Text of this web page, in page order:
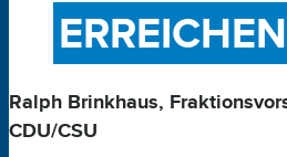
Ralph Brinkhaus,
CDU/CSU